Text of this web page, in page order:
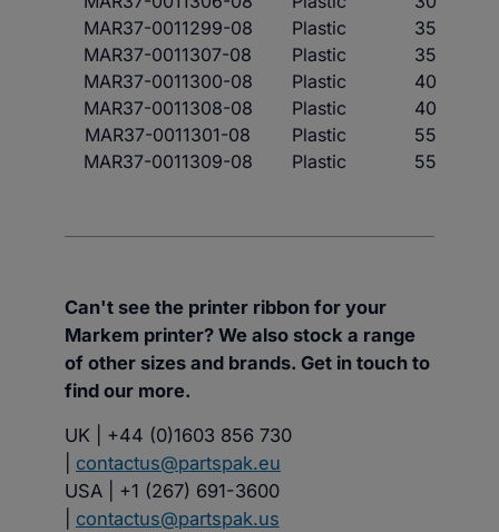
MAR37-0011299-08
Plastic
35
MAR37-0011307-08
Plastic
35
MAR37-0011300-08
Plastic
40
MAR37-0011308-08
Plastic
40
MAR37-0011301-08
Plastic
55
MAR37-0011309-08
Plastic 55
Can't see the printer ribbon for your
Markem printer? We also stock a range
of other sizes and brands. Get in touch to
find our more.
UK | +44 (0)1603 856 730
contactus@partspak.eu
USA | +1 (267) 691-3600
contactus@partspak.us